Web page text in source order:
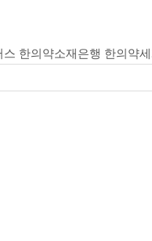
스 한의약소재은행 한의약